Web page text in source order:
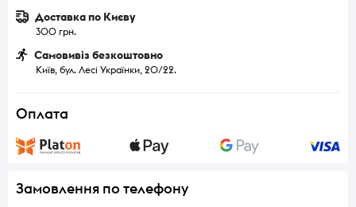
Доставка по Києву
300 грн.
Самовивіз безкоштовно
Київ, бул. Лесі Українки, 20/22.
Оплата
Замовлення по телефону